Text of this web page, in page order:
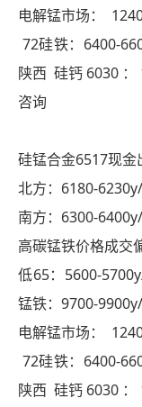
电解锰市场：
72硅铁：6400-
陕西 硅钙 6030
咨询
硅锰合金6517现金
北方：6180-
南方：6300-
高碳锰铁价格成交
低65：5600-
锰铁：9700-
电解锰市场：
72硅铁：6400-
陕西 硅钙 6030